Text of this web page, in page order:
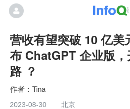
营收有望突破 10 亿
布 ChatGPT 企业版
路 ？
Tina
2023-08-30
北京